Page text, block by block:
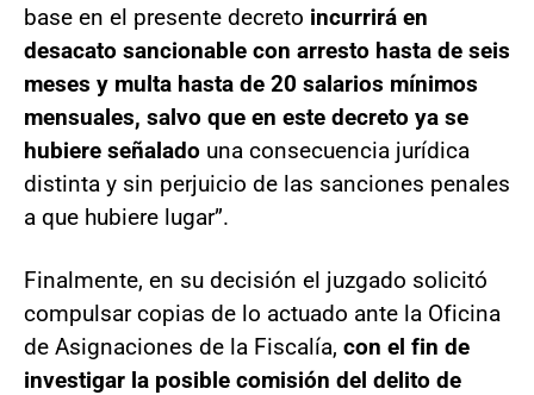
base en el presente decreto incurrirá en
desacato sancionable con arresto hasta de seis
meses y multa hasta de 20 salarios mínimos
mensuales, salvo que en este decreto ya se
hubiere señalado una consecuencia jurídica
distinta y sin perjuicio de las sanciones penales
a que hubiere lugar”.
Finalmente, en su decisión el juzgado solicitó
compulsar copias de lo actuado ante la Oficina
de Asignaciones de la Fiscalía, con el fin de
investigar la posible comisión del delito de